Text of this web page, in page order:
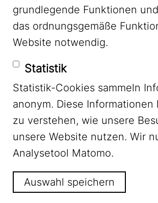
Mastodon
Footer Menu Impressum
Datenschutz
grundlegende Funktionen
das ordnungsgemäße
Website notwendig.
Statistik
Statistik-Cookies sammeln
anonym. Diese Informationen
zu verstehen, wie unsere
unsere Website nutzen. Wir
Analysetool Matomo.
Auswahl speichern